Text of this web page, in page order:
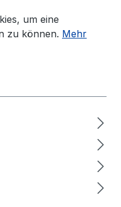
um eine
zu können. Mehr